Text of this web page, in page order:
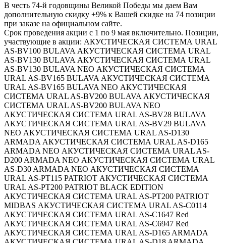
В честь 74-й годовщины Великой Победы мы даем Вам
дополнительную скидку +9% к Вашей скидке на 74 позиции
при заказе на официальном сайте.
Срок проведения акции с 1 по 9 мая включительно. Позиции,
участвующие в акции: АКУСТИЧЕСКАЯ СИСТЕМА URAL
AS-BV100 BULAVA АКУСТИЧЕСКАЯ СИСТЕМА URAL
AS-BV130 BULAVA АКУСТИЧЕСКАЯ СИСТЕМА URAL
AS-BV130 BULAVA NEO АКУСТИЧЕСКАЯ СИСТЕМА
URAL AS-BV165 BULAVA АКУСТИЧЕСКАЯ СИСТЕМА
URAL AS-BV165 BULAVA NEO АКУСТИЧЕСКАЯ
СИСТЕМА URAL AS-BV200 BULAVA АКУСТИЧЕСКАЯ
СИСТЕМА URAL AS-BV200 BULAVA NEO
АКУСТИЧЕСКАЯ СИСТЕМА URAL AS-BV28 BULAVA
АКУСТИЧЕСКАЯ СИСТЕМА URAL AS-BV29 BULAVA
NEO АКУСТИЧЕСКАЯ СИСТЕМА URAL AS-D130
ARMADA АКУСТИЧЕСКАЯ СИСТЕМА URAL AS-D165
ARMADA NEO АКУСТИЧЕСКАЯ СИСТЕМА URAL AS-
D200 ARMADA NEO АКУСТИЧЕСКАЯ СИСТЕМА URAL
AS-D30 ARMADA NEO АКУСТИЧЕСКАЯ СИСТЕМА
URAL AS-PT115 PATRIOT АКУСТИЧЕСКАЯ СИСТЕМА
URAL AS-PT200 PATRIOT BLACK EDITION
АКУСТИЧЕСКАЯ СИСТЕМА URAL AS-PT200 PATRIOT
MIDBAS АКУСТИЧЕСКАЯ СИСТЕМА URAL AS-C0114
АКУСТИЧЕСКАЯ СИСТЕМА URAL AS-C1647 Red
АКУСТИЧЕСКАЯ СИСТЕМА URAL AS-C6947 Red
АКУСТИЧЕСКАЯ СИСТЕМА URAL AS-D165 ARMADA